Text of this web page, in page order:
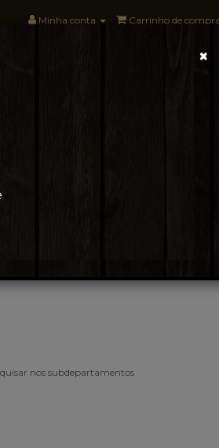
Minha conta Carrinho de
nos subdepartamentos
×